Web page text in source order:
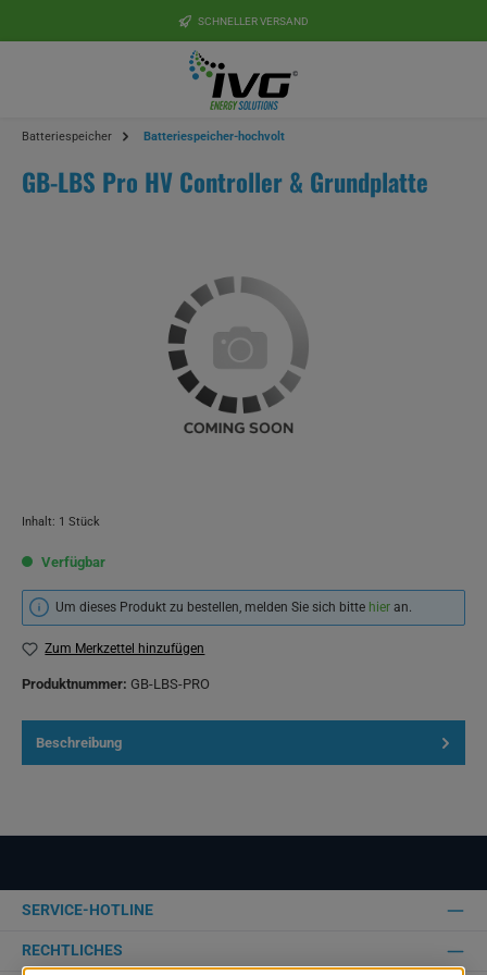
SCHNELLER VERSAND
Batteriespeicher Batteriespeicher-hochvolt
GB-LBS Pro HV Controller & Grundplatte
Inhalt: 1 Stück
Verfügbar
Um dieses Produkt zu bestellen, melden Sie sich bitte hier an.
Zum Merkzettel hinzufügen
Produktnummer: GB-LBS-PRO
Beschreibung
SERVICE-HOTLINE
RECHTLICHES